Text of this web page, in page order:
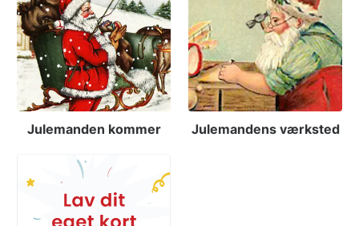
Julemanden kommer Julemandens værksted